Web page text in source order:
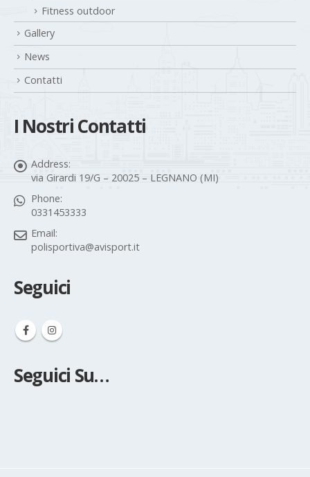
Fitness outdoor
Gallery
News
Contatti
I Nostri Contatti
Address:
via Girardi 19/G – 20025 – LEGNANO (MI)
Phone:
0331453333
Email:
polisportiva@avisport.it
Seguici
Seguici Su…